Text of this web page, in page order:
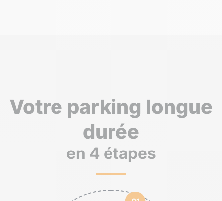
Votre parking longue
durée
en 4 étapes